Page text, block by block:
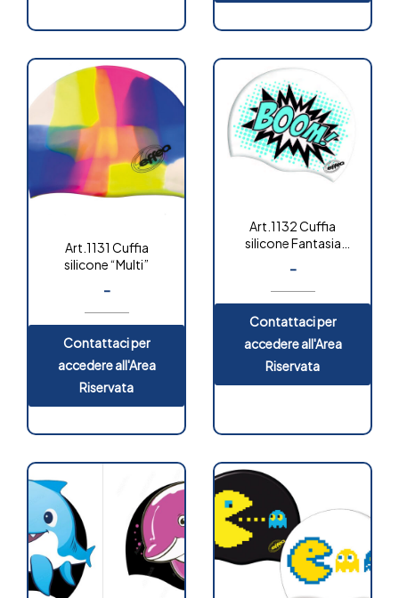
Art.1131 Cuffia
silicone “Multi”
-
Contattaci per
accedere all'Area
Riservata
Art.1132 Cuffia
silicone Fantasia
-
Contattaci per
accedere all'Area
Riservata